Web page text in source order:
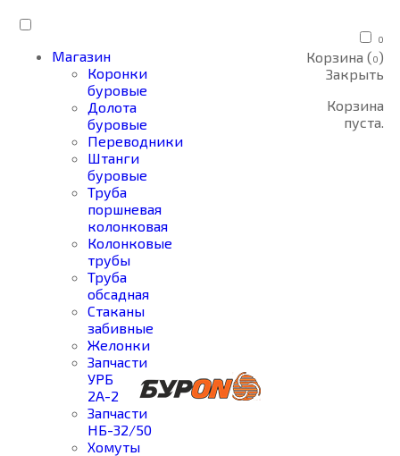
Магазин
Коронки
буровые
Долота
буровые
Переводники
Штанги
буровые
Труба
поршневая
колонковая
Колонковые
трубы
Труба
обсадная
Стаканы
забивные
Желонки
Запчасти
УРБ
2А-2
Запчасти
НБ-32/50
Хомуты
0
Корзина (0)
Закрыть
Корзина
пуста.